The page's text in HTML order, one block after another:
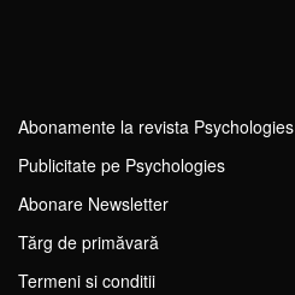
Abonamente la revista Psychologies
Publicitate pe Psychologies
Abonare Newsletter
Tărg de primăvară
Termeni si conditii